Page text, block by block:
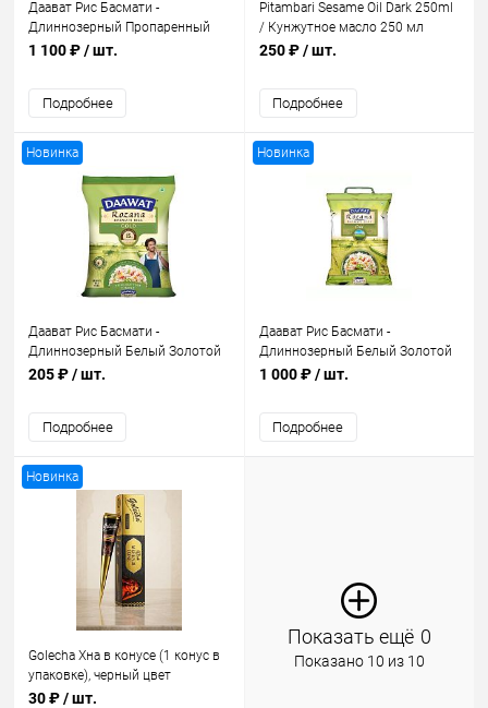
Даават Рис Басмати -
Длиннозерный Пропаренный
Golden Sella 5 кг
1 100 ₽/ шт.
Подробнее
Pitambari Sesame Oil Dark 250ml
/ Кунжутное масло 250 мл
250 ₽/ шт.
Подробнее
Новинка
Даават Рис Басмати -
Длиннозерный Белый Золотой
1 кг
205 ₽/ шт.
Подробнее
Новинка
Даават Рис Басмати -
Длиннозерный Белый Золотой
5 кг
1 000 ₽/ шт.
Подробнее
Новинка
Golecha Хна в конусе (1 конус в
упаковке), черный цвет
30 ₽/ шт.
Показать ещё 0
Показано 10 из 10